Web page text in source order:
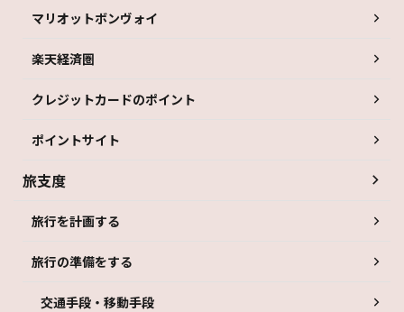
マリオットボンヴォイ
楽天経済圏
クレジットカードのポイント
ポイントサイト
旅支度
旅行を計画する
旅行の準備をする
交通手段・移動手段